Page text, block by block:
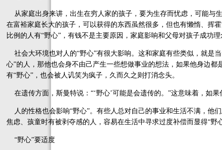
从家庭出身来讲，出生在穷人家的孩子，要为生存而忧虑，可能与
在富裕家庭长大的孩子，可以获得的东西虽然很多，但也有懒惰、挥
比例的人有“野心”，有钱不是主要原因，家庭影响和父母对孩子成功
社会大环境也对人的“野心”有很大影响。这和家庭有些类似，就是
心”的人，那他也会身不由己产生一些想做事业的想法，如果他身边
有“野心”，也会被人讥笑为疯子，久而久之则打消念头。
在遗传方面，斯曼特说：“‘野心’可能是会遗传的。”这意味着，如
人的性格也会影响“野心”。有些人总对自己的事业和生活不满，他
焦虑、孩童时有被剥夺感的人，容易在生活中寻求过度补偿而显得“野
“野心”要适度